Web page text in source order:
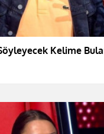
Kelime